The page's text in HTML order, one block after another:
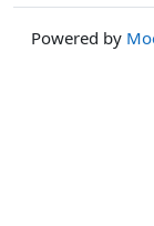
Powered by